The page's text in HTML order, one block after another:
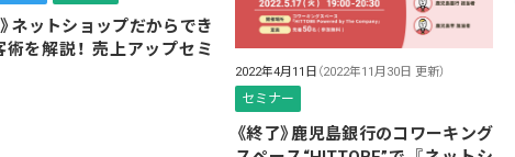
》ネットショップだからでき
術を解説！ 売上アップセミ
2022年4月11日 （2022年11月30日 更新）
セミナー
《終了》鹿児島銀行のコワーキング